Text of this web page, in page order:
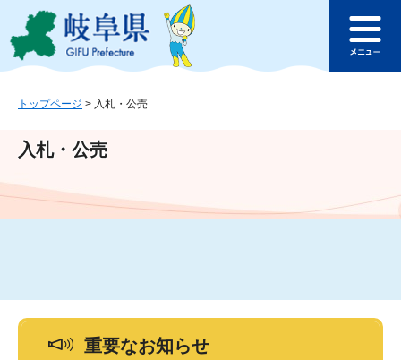
ジ
ュ
文
このページの本文へ
ュ
トップページ > 入札・公売
入札・公売
重要なお知らせ